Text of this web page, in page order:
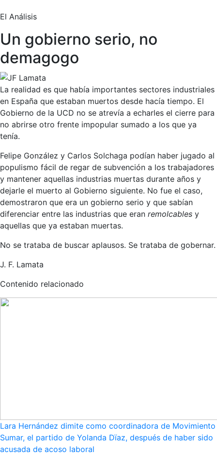
El Análisis
Un gobierno serio, no
demagogo
La realidad es que había importantes sectores industriales
en España que estaban muertos desde hacía tiempo. El
Gobierno de la UCD no se atrevía a echarles el cierre para
no abrirse otro frente impopular sumado a los que ya
tenía.
Felipe González y Carlos Solchaga podían haber jugado al
populismo fácil de regar de subvención a los trabajadores
y mantener aquellas industrias muertas durante años y
dejarle el muerto al Gobierno siguiente. No fue el caso,
demostraron que era un gobierno serio y que sabían
diferenciar entre las industrias que eran remolcables y
aquellas que ya estaban muertas.
No se trataba de buscar aplausos. Se trataba de gobernar.
J. F. Lamata
Contenido relacionado
Lara Hernández dimite como coordinadora de Movimiento
Sumar, el partido de Yolanda Dïaz, después de haber sido
acusada de acoso laboral